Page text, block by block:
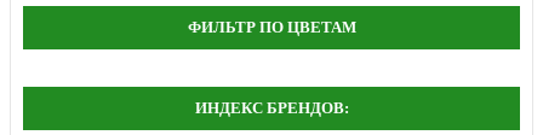
ФИЛЬТР ПО ЦВЕТАМ
ИНДЕКС БРЕНДОВ: